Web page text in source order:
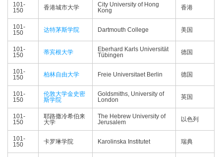
101-
150
香港城市大学
City University of Hong
Kong
香港
101-
150
达特茅斯学院 Dartmouth College 美国
101-
150
蒂宾根大学
Eberhard Karls Universität
Tübingen
德国
101-
150
柏林自由大学 Freie Universitaet Berlin 德国
101-
150
伦敦大学金史密
斯学院
Goldsmiths, University of
London
英国
101-
150
耶路撒冷希伯来
大学
The Hebrew University of
Jerusalem
以色列
101-
150
卡罗琳学院 Karolinska Institutet 瑞典